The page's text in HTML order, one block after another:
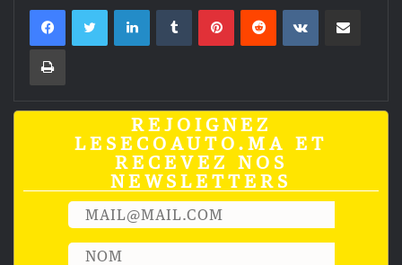
LinkedinTumblrPinterestReddit VKontakte
Imprimer
REJOIGNEZ
LESECOAUTO.MA ET
RECEVEZ NOS
NEWSLETTERS